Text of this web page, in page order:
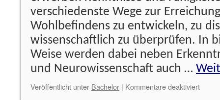
verschiedenste Wege zur
Wohlbefindens zu entwickeln, zu
wissenschaftlich zu überprüfen. In
Weise werden dabei neben
und Neurowissenschaft auch …
Veröffentlicht unter Bachelor | Kommentare deaktiviertfür